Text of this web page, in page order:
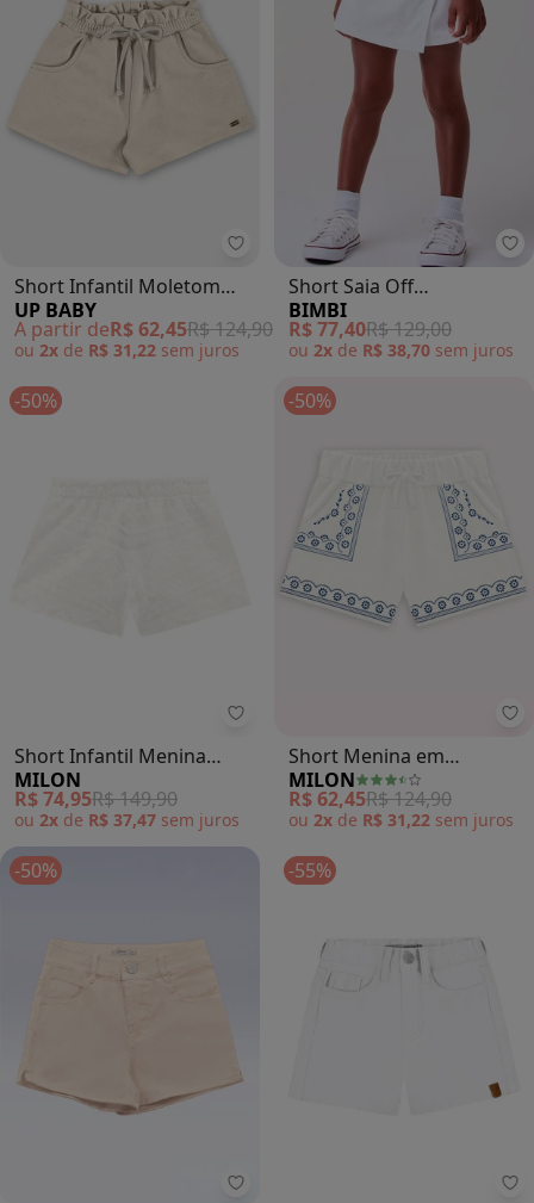
Up Baby - Short Infantil Moletom
Short Infantil Moletom
Linho (Bege)
UP BABY
A partir deR$ 62,45R$ 124,90
ou 2x de R$ 31,22 sem juros
Short Saia Off
Transpassado (Off White)
BIMBI
R$ 77,40R$ 129,00
ou 2x de R$ 38,70 sem juros
-50%
Milon - Short Infantil Menina
Short Infantil Menina
Básico (Off White)
MILON
R$ 74,95R$ 149,90
ou 2x de R$ 37,47 sem juros
-50%
Short Menina em
Moletinho Milon (Off
White)
MILON
R$ 62,45R$ 124,90
ou 2x de R$ 31,22 sem juros
-50%
Fakini Kids - Shorts Sarja (Bege)
-55%